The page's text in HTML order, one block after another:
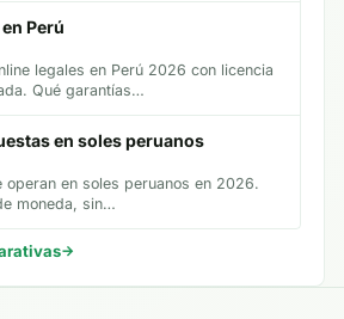
Perú
legales en Perú 2026 con licencia
Qué garantías…
en soles peruanos
operan en soles peruanos en 2026.
moneda, sin…